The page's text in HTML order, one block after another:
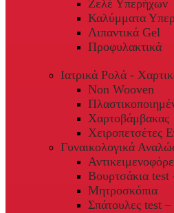
Ζελέ Υπερήχων
Καλύμματα
Λιπαντικά Gel
Προφυλακτικά
Ιατρικά Ρολά -
Non Wooven
Χαρτοβάμβακας
Χειροπετσέτες
Γυναικολογικά
Βουρτσάκια test
Μητροσκόπια
Σπάτουλες test